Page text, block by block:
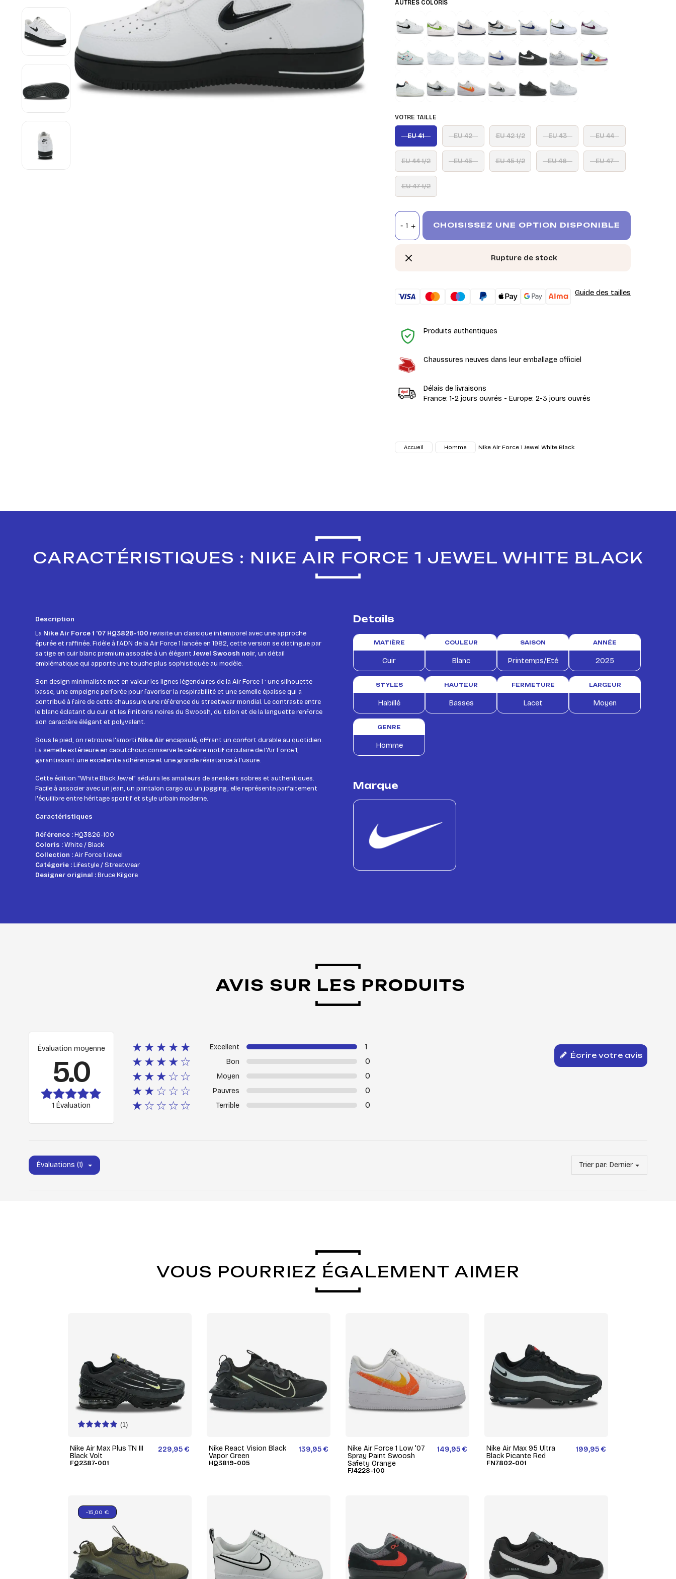
AUTRES COLORIS
VOTRE TAILLE
EU 41 EU 42 EU 42 1/2 EU 43 EU 44
EU 44 1/2 EU 45 EU 45 1/2 EU 46 EU 47
EU 47 1/2
CHOISISSEZ UNE OPTION DISPONIBLE
Rupture de stock
Guide des tailles
Produits authentiques
Chaussures neuves dans leur emballage officiel
Délais de livraisons
France: 1-2 jours ouvrés - Europe: 2-3 jours ouvrés
Accueil Homme Nike Air Force 1 Jewel White Black
CARACTÉRISTIQUES : NIKE AIR FORCE 1 JEWEL WHITE BLACK
Description
La Nike Air Force 1 '07 HQ3826-100 revisite un classique intemporel avec une approche
épurée et raffinée. Fidèle à l'ADN de la Air Force 1 lancée en 1982, cette version se distingue par
sa tige en cuir blanc premium associée à un élégant Jewel Swoosh noir, un détail
emblématique qui apporte une touche plus sophistiquée au modèle.
Son design minimaliste met en valeur les lignes légendaires de la Air Force 1 : une silhouette
basse, une empeigne perforée pour favoriser la respirabilité et une semelle épaisse qui a
contribué à faire de cette chaussure une référence du streetwear mondial. Le contraste entre
le blanc éclatant du cuir et les finitions noires du Swoosh, du talon et de la languette renforce
son caractère élégant et polyvalent.
Sous le pied, on retrouve l'amorti Nike Airencapsulé, offrant un confort durable au quotidien.
La semelle extérieure en caoutchouc conserve le célèbre motif circulaire de l'Air Force 1,
garantissant une excellente adhérence et une grande résistance à l'usure.
Cette édition "White Black Jewel" séduira les amateurs de sneakers sobres et authentiques.
Facile à associer avec un jean, un pantalon cargo ou un jogging, elle représente parfaitement
l'équilibre entre héritage sportif et style urbain moderne.
Caractéristiques
Référence :HQ3826-100
Coloris :White / Black
Collection :Air Force 1 Jewel
Catégorie :Lifestyle / Streetwear
Designer original :Bruce Kilgore
Details
MATIÈRE
Cuir
COULEUR
Blanc
SAISON
Printemps/Eté
ANNÉE
2025
STYLES
Habillé
HAUTEUR
Basses
FERMETURE
Lacet
LARGEUR
Moyen
GENRE
Homme
Marque
AVIS SUR LES PRODUITS
Évaluation moyenne
5.0
1 Évaluation
★★★★★ Excellent 1
★★★★☆ Bon 0
★★★☆☆ Moyen 0
★★☆☆☆ Pauvres 0
★☆☆☆☆ Terrible 0
Écrire votre avis
Évaluations (1) Trier par: Dernier
VOUS POURRIEZ ÉGALEMENT AIMER
(1)
Nike Air Max Plus TN III
Black Volt
FQ2387-001
229,95 €
Nike React Vision Black
Vapor Green
HQ3819-005
139,95 €
Nike Air Force 1 Low '07
Spray Paint Swoosh
Safety Orange
FJ4228-100
149,95 €
Nike Air Max 95 Ultra
Black Picante Red
FN7802-001
199,95 €
-15,00 €